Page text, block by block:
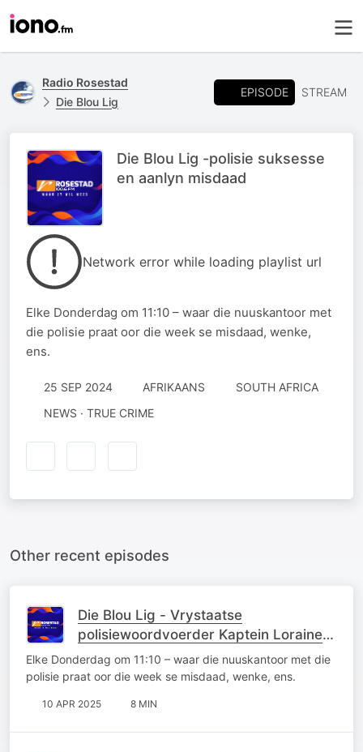
Radio Rosestad
Die Blou Lig
EPISODE STREAM
Die Blou Lig -polisie suksesse
en aanlyn misdaad
Network error while loading playlist url
Elke Donderdag om 11:10 – waar die nuuskantoor met
die polisie praat oor die week se misdaad, wenke,
ens.
25 SEP 2024 AFRIKAANS
SOUTH AFRICA
NEWS · TRUE CRIME
Other recent episodes
Die Blou Lig - Vrystaatse
polisiewoordvoerder Kaptein Loraine
Earl
Elke Donderdag om 11:10 – waar die nuuskantoor met die
polisie praat oor die week se misdaad, wenke, ens.
10 APR 2025 8 MIN